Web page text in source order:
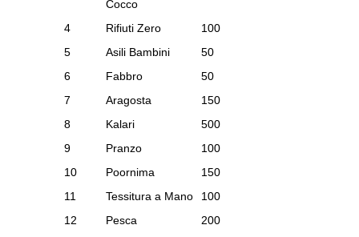
Cocco
4 Rifiuti Zero
100
5
Asili Bambini
50
6
Fabbro
50
7
Aragosta
150
8
Kalari
500
9
Pranzo
100
10
Poornima
150
11
Tessitura a Mano
100
12
Pesca
200